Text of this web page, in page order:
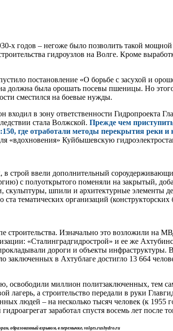
х годов – негоже было позволить такой
гидроузлов на Волге. Кроме
постановление «О борьбе с засухой и
была орошать посевы пшеницы. Но
сместился на боевые нужды.
входил в зону ответственности Гидропроекта
стала Волжской. Прежде чем
где отработали методы перекрытия реки
«вдохновения» Куйбышевскую
в строй ввели дополнительный
с полуоткрытого поменяли на закрытый,
шпили и архитектурные элементы
тематических организаций
Изначально это возложили на
«Сталинградгидрострой» и ее же
дороги и объекты инфраструктуры.
в Ахтублаге достигло 13 664
освободили миллион политзаключенных, тем
лагерь, а строительство передали в руки
людей – на несколько тысяч человек (к 1955
заработал спустя восемь лет
образованный взрывом, в перемычке, volges.rushydro.ru